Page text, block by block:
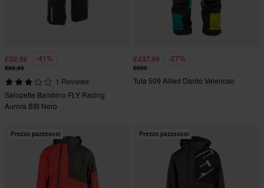
€58,99 -41%
€99,99
1 Reviews
Salopette Bambino FLY Racing
Aurora BIB Nero
€437,99 -27%
€600
Tuta 509 Allied Dardo Velenoso
Prezzo pazzesco! Prezzo pazzesco!